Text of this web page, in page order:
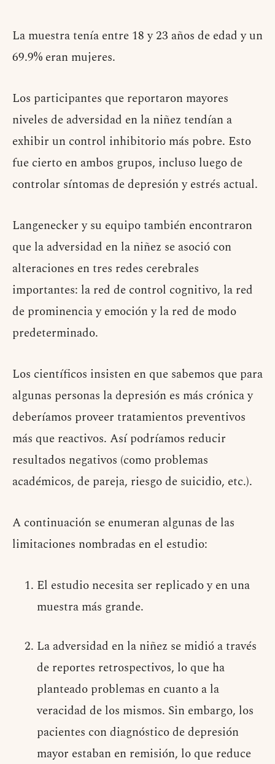
La muestra tenía entre 18 y 23 años de edad y un
69.9% eran mujeres.
Los participantes que reportaron mayores
niveles de adversidad en la niñez tendían a
exhibir un control inhibitorio más pobre. Esto
fue cierto en ambos grupos, incluso luego de
controlar síntomas de depresión y estrés actual.
Langenecker y su equipo también encontraron
que la adversidad en la niñez se asoció con
alteraciones en tres redes cerebrales
importantes: la red de control cognitivo, la red
de prominencia y emoción y la red de modo
predeterminado.
Los científicos insisten en que sabemos que para
algunas personas la depresión es más crónica y
deberíamos proveer tratamientos preventivos
más que reactivos. Así podríamos reducir
resultados negativos (como problemas
académicos, de pareja, riesgo de suicidio, etc.).
A continuación se enumeran algunas de las
limitaciones nombradas en el estudio:
El estudio necesita ser replicado y en una
muestra más grande.
La adversidad en la niñez se midió a través
de reportes retrospectivos, lo que ha
planteado problemas en cuanto a la
veracidad de los mismos. Sin embargo, los
pacientes con diagnóstico de depresión
mayor estaban en remisión, lo que reduce